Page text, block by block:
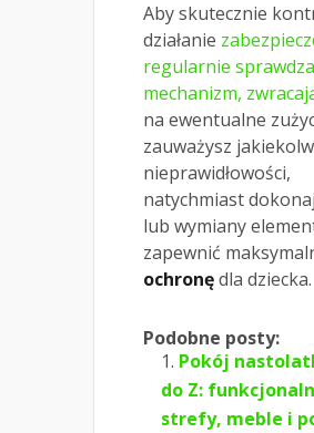
Aby skutecznie
działanie
regularnie
mechanizm,
na ewentualne
zauważysz
nieprawidłowości,
natychmiast
lub wymiany
zapewnić
ochronędla dziecka.
Podobne posty:
Pokój
do Z:
strefy, meble i